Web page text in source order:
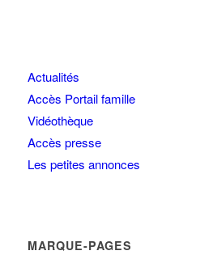
Actualités
Accès Portail famille
Vidéothèque
Accès presse
Les petites annonces
MARQUE-PAGES